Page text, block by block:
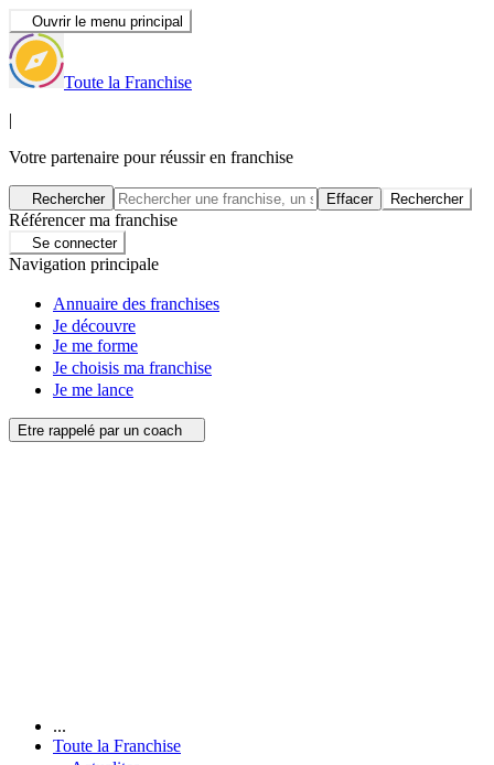
Ouvrir le menu principal
Toute la Franchise
|
Votre partenaire pour réussir en franchise
Rechercher Effacer Rechercher
Référencer ma franchise
Se connecter
Navigation principale
Annuaire des franchises
Je découvre
Je me forme
Je choisis ma franchise
Je me lance
Etre rappelé par un coach
...
Toute la Franchise